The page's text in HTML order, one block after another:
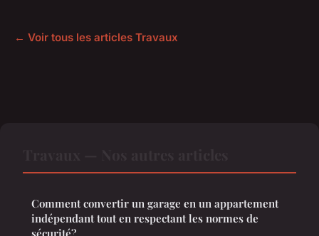
← Voir tous les articles Travaux
Comment convertir un garage en un appartement
indépendant tout en respectant les normes de